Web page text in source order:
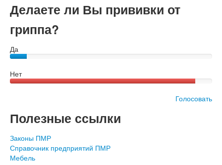
Делаете ли Вы прививки от
гриппа?
Да
Нет
Голосовать
Полезные ссылки
Законы ПМР
Справочник предприятий ПМР
Мебель